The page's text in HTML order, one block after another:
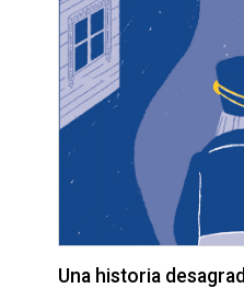
Una historia